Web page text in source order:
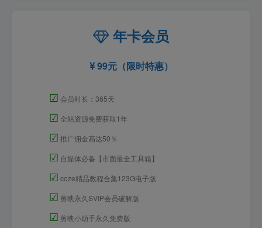
年卡会员
99元（限时特惠）
☑ 会员时长：365天
☑ 全站资源免费获取1年
☑ 推广佣金高达50％
☑ 自媒体必备【市面最全工具箱】
☑ coze精品教程合集123G电子版
☑ 剪映永久SVIP会员破解版
☑ 剪映小助手永久免费版